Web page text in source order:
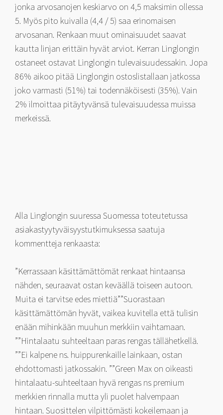
jonka arvosanojen keskiarvo on 4,5 maksimin ollessa
5. Myös pito kuivalla (4,4 / 5) saa erinomaisen
arvosanan. Renkaan muut ominaisuudet saavat
kautta linjan erittäin hyvät arviot. Kerran Linglongin
ostaneet ostavat Linglongin tulevaisuudessakin. Jopa
86% aikoo pitää Linglongin ostoslistallaan jatkossa
joko varmasti (51%) tai todennäköisesti (35%). Vain
2% ilmoittaa pitäytyvänsä tulevaisuudessa muissa
merkeissä.
Alla Linglongin suuressa Suomessa toteutetussa
asiakastyytyväisyystutkimuksessa saatuja
kommentteja renkaasta:
”Kerrassaan käsittämättömät renkaat hintaansa
nähden, seuraavat ostan keväällä toiseen autoon.
Muita ei tarvitse edes miettiä””Suorastaan
käsittämättömän hyvät, vaikea kuvitella että tulisin
enään mihinkään muuhun merkkiin vaihtamaan.
””Hintalaatu suhteeltaan paras rengas tällähetkellä.
””Ei kalpene ns. huippurenkaille lainkaan, ostan
ehdottomasti jatkossakin. ””Green Max on oikeasti
hintalaatu-suhteeltaan hyvä rengas ns premium
merkkien rinnalla mutta yli puolet halvempaan
hintaan. Suosittelen vilpittömästi kokeilemaan ja